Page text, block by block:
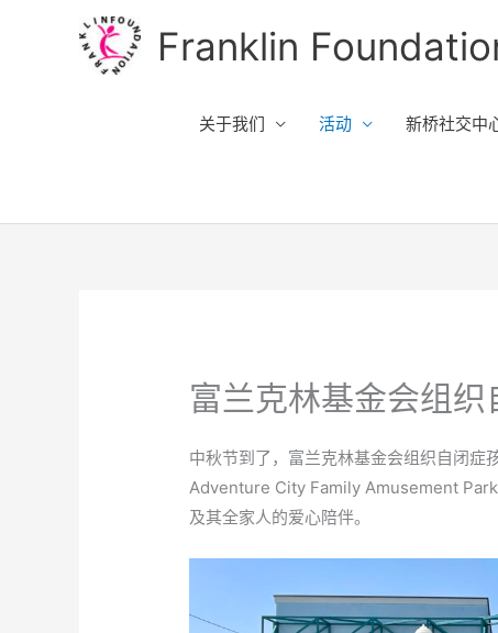
Franklin
关于我们 活动 新桥社交中
富兰克林基金会组
中秋节到了，富兰克林基金会组织自闭症
Adventure City Family Amusement
及其全家人的爱心陪伴。